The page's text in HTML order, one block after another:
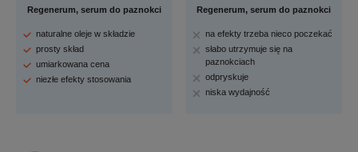
Regenerum, serum do paznokci
naturalne oleje w składzie
prosty skład
umiarkowana cena
niezłe efekty stosowania
Regenerum, serum do paznokci
na efekty trzeba nieco poczekać
słabo utrzymuje się na
paznokciach
odpryskuje
niska wydajność